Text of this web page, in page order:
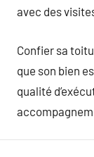
avec des
Confier sa
que son bien
qualité